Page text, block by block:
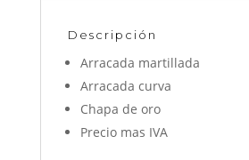
Descripción
Arracada martillada
Arracada curva
Chapa de oro
Precio mas IVA